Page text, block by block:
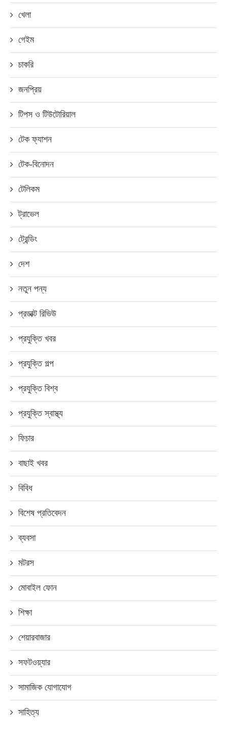
খেলা
গেইম
চাকরি
জনপ্রিয়
টিপস ও টিউটোরিয়াল
টেক ফ্যাশন
টেক-বিনোদন
টেলিকম
ট্রাভেল
ট্রেন্ডিং
দেশ
নতুন পন্য
প্রডাক্ট রিভিউ
প্রযুক্তি খবর
প্রযুক্তি গল্প
প্রযুক্তি বিশ্ব
প্রযুক্তি স্বাস্থ্য
ফিচার
বাছাই খবর
বিবিধ
বিশেষ প্রতিবেদন
ব্যবসা
মটরস
মোবাইল ফোন
শিক্ষা
শেয়ারবাজার
সফটওয়্যার
সামাজিক যোগাযোগ
সাহিত্য